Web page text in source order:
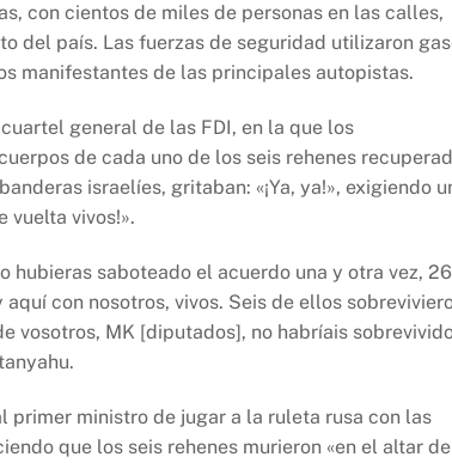
con cientos de miles de personas en las calles,
del país. Las fuerzas de seguridad utilizaron
manifestantes de las principales autopistas.
general de las FDI, en la que los
de cada uno de los seis rehenes
israelíes, gritaban: «¡Ya, ya!», exigiendo
vuelta vivos!».
hubieras saboteado el acuerdo una y otra vez, 26
con nosotros, vivos. Seis de ellos
vosotros, MK [diputados], no habríais
primer ministro de jugar a la ruleta rusa con las
que los seis rehenes murieron «en el altar